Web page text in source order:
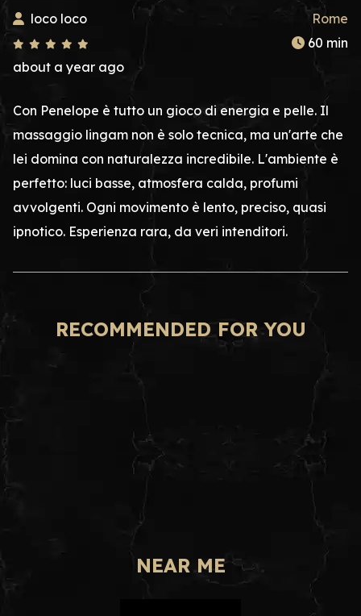
loco loco
about a year ago
Rome
60 min
Con Penelope è tutto un gioco di energia e pelle. Il
massaggio lingam non è solo tecnica, ma un'arte che
lei domina con naturalezza incredibile. L'ambiente è
perfetto: luci basse, atmosfera calda, profumi
avvolgenti. Ogni movimento è lento, preciso, quasi
ipnotico. Esperienza rara, da veri intenditori.
RECOMMENDED FOR YOU
NEAR ME